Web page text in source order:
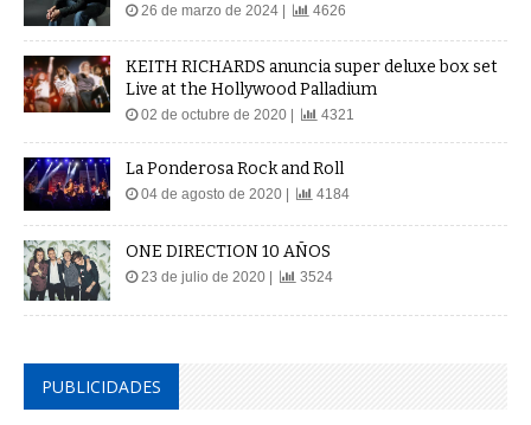
26 de marzo de 2024 | 4626
KEITH RICHARDS anuncia super deluxe box set
Live at the Hollywood Palladium
02 de octubre de 2020 | 4321
La Ponderosa Rock and Roll
04 de agosto de 2020 | 4184
ONE DIRECTION 10 AÑOS
23 de julio de 2020 | 3524
PUBLICIDADES